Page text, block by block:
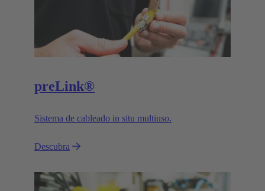
preLink®
Sistema de cableado in situ multiuso.
Descubra